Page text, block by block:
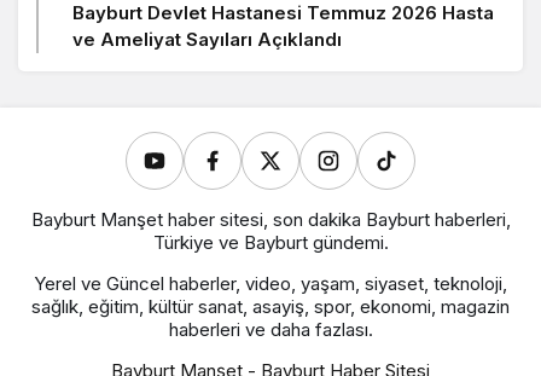
Bayburt Devlet Hastanesi Temmuz 2026 Hasta
ve Ameliyat Sayıları Açıklandı
Bayburt Manşet haber sitesi, son dakika Bayburt haberleri,
Türkiye ve Bayburt gündemi.
Yerel ve Güncel haberler, video, yaşam, siyaset, teknoloji,
sağlık, eğitim, kültür sanat, asayiş, spor, ekonomi, magazin
haberleri ve daha fazlası.
Bayburt Manşet - Bayburt Haber Sitesi